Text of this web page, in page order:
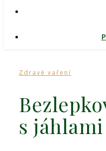
Zdravé vaření
s jáhlami